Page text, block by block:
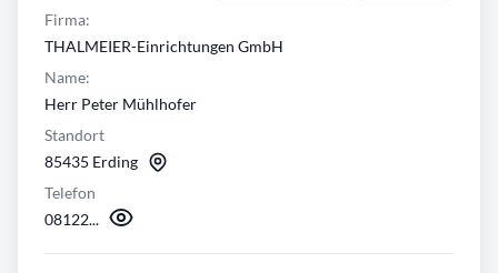
Firma:
THALMEIER-Einrichtungen GmbH
Name:
Herr Peter Mühlhofer
Standort
85435 Erding
Telefon
08122...